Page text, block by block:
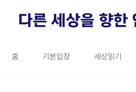
홈 기본입장 세상읽기